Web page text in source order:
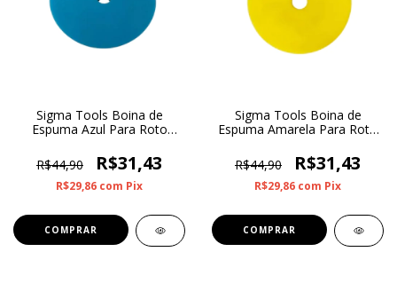
Sigma Tools Boina de
Espuma Azul Para Roto
R$44,90
R$31,43
R$29,86 com Pix
Sigma Tools Boina de
Espuma Amarela Para Roto
R$44,90
R$31,43
R$29,86 com Pix